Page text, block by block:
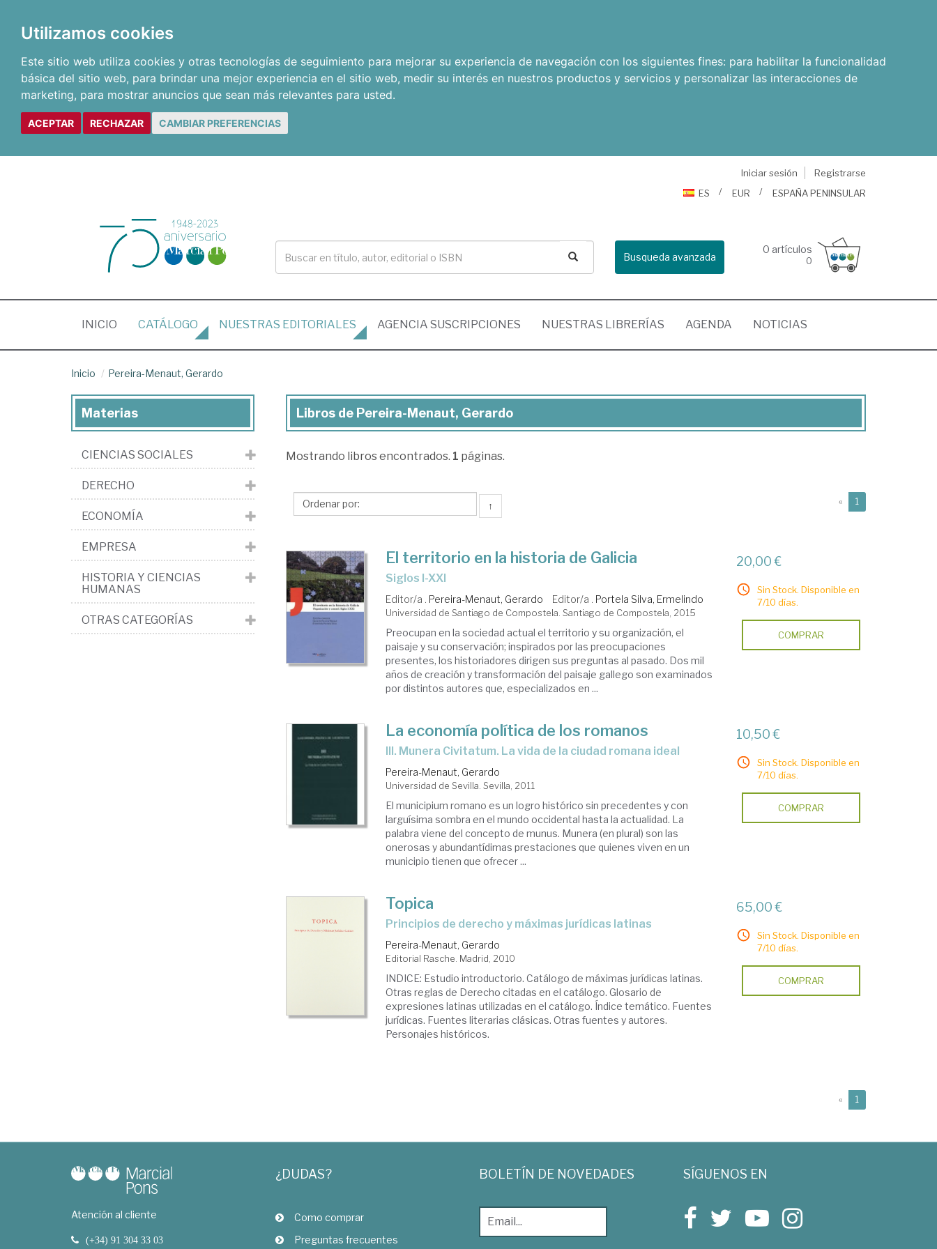
Utilizamos cookies
Este sitio web utiliza cookies y otras tecnologías de seguimiento para mejorar su experiencia de navegación con los siguientes fines: para habilitar la funcionalidad
básica del sitio web, para brindar una mejor experiencia en el sitio web, medir su interés en nuestros productos y servicios y personalizar las interacciones de
marketing, para mostrar anuncios que sean más relevantes para usted.
ACEPTAR RECHAZAR CAMBIAR PREFERENCIAS
Iniciar sesión
Registrarse
ES
EUR ESPAÑA PENINSULAR
Busqueda avanzada
0 artículos
0
INICIO (CURRENT)
CATÁLOGO NUESTRAS EDITORIALES AGENCIA SUSCRIPCIONES NUESTRAS LIBRERÍAS AGENDA NOTICIAS
Inicio Pereira-Menaut, Gerardo
Libros
Pereira-
Gerardo
Libros de Pereira-Menaut, Gerardo
Mostrando libros encontrados. 1 páginas.
↑ « 1
El territorio en la historia de Galicia
Siglos I-XXI
Editor/a . Pereira-Menaut, Gerardo Editor/a . Portela Silva, Ermelindo
Universidad de Santiago de Compostela. Santiago de Compostela, 2015
Preocupan en la sociedad actual el territorio y su organización, el
paisaje y su conservación; inspirados por las preocupaciones
presentes, los historiadores dirigen sus preguntas al pasado. Dos mil
años de creación y transformación del paisaje gallego son examinados
por distintos autores que, especializados en ...
20,00 €
Sin Stock. Disponible en
7/10 días.
COMPRAR
La economía política de los romanos
III. Munera Civitatum. La vida de la ciudad romana ideal
Pereira-Menaut, Gerardo
Universidad de Sevilla. Sevilla, 2011
El municipium romano es un logro histórico sin precedentes y con
larguísima sombra en el mundo occidental hasta la actualidad. La
palabra viene del concepto de munus. Munera (en plural) son las
onerosas y abundantídimas prestaciones que quienes viven en un
municipio tienen que ofrecer ...
10,50 €
Sin Stock. Disponible en
7/10 días.
COMPRAR
Topica
principios de derecho y máximas jurídicas latinas
Pereira-Menaut, Gerardo
Editorial Rasche. Madrid, 2010
INDICE: Estudio introductorio. Catálogo de máximas jurídicas latinas.
Otras reglas de Derecho citadas en el catálogo. Glosario de
expresiones latinas utilizadas en el catálogo. Índice temático. Fuentes
jurídicas. Fuentes literarias clásicas. Otras fuentes y autores.
Personajes históricos.
65,00 €
Sin Stock. Disponible en
7/10 días.
COMPRAR
« 1
Materias
CIENCIAS SOCIALES
DERECHO
ECONOMÍA
EMPRESA
HISTORIA Y CIENCIAS
HUMANAS
OTRAS CATEGORÍAS
Atención al cliente
(+34) 91 304 33 03
¿DUDAS?
Como comprar
Preguntas frecuentes
BOLETÍN DE NOVEDADES SÍGUENOS EN